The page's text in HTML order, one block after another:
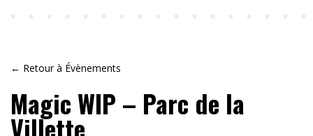
← Retour à Évènements
Magic WIP – Parc de la
Villette